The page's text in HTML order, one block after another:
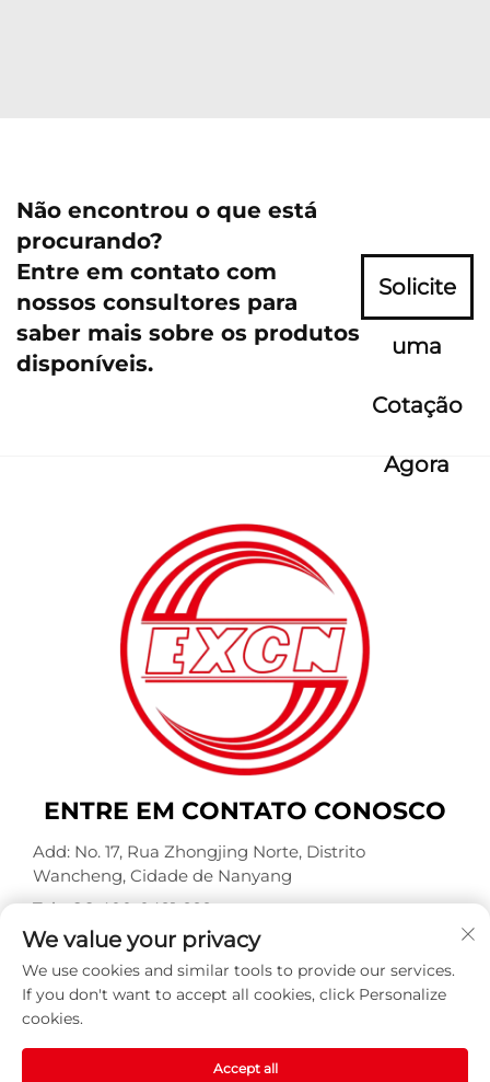
Não encontrou o que está
procurando?
Entre em contato com
nossos consultores para
saber mais sobre os produtos
disponíveis.
Solicite
uma
Cotação
Agora
ENTRE EM CONTATO CONOSCO
Add: No. 17, Rua Zhongjing Norte, Distrito
Wancheng, Cidade de Nanyang
Tel.:+86-400-0491-999
E-mail: [email protected]
Direitos autorais © Nanyang Explosion Proof Weite
Privacidade-BLOG
We value your privacy
We use cookies and similar tools to provide our services.
If you don't want to accept all cookies, click Personalize
cookies.
Accept all